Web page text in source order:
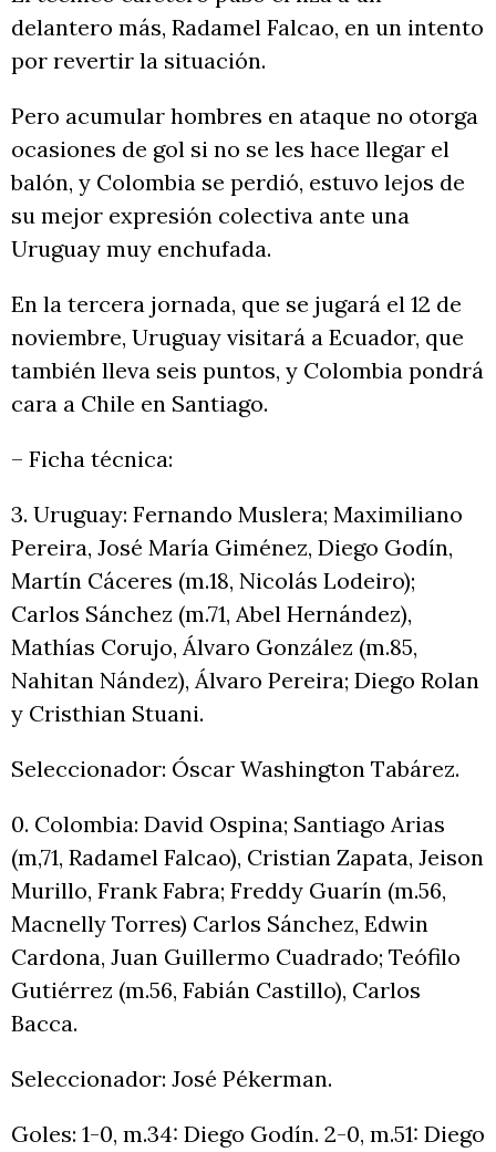
delantero más, Radamel Falcao, en un intento
por revertir la situación.
Pero acumular hombres en ataque no otorga
ocasiones de gol si no se les hace llegar el
balón, y Colombia se perdió, estuvo lejos de
su mejor expresión colectiva ante una
Uruguay muy enchufada.
En la tercera jornada, que se jugará el 12 de
noviembre, Uruguay visitará a Ecuador, que
también lleva seis puntos, y Colombia pondrá
cara a Chile en Santiago.
– Ficha técnica:
3. Uruguay: Fernando Muslera; Maximiliano
Pereira, José María Giménez, Diego Godín,
Martín Cáceres (m.18, Nicolás Lodeiro);
Carlos Sánchez (m.71, Abel Hernández),
Mathías Corujo, Álvaro González (m.85,
Nahitan Nández), Álvaro Pereira; Diego Rolan
y Cristhian Stuani.
Seleccionador: Óscar Washington Tabárez.
0. Colombia: David Ospina; Santiago Arias
(m,71, Radamel Falcao), Cristian Zapata, Jeison
Murillo, Frank Fabra; Freddy Guarín (m.56,
Macnelly Torres) Carlos Sánchez, Edwin
Cardona, Juan Guillermo Cuadrado; Teófilo
Gutiérrez (m.56, Fabián Castillo), Carlos
Bacca.
Seleccionador: José Pékerman.
Goles: 1-0, m.34: Diego Godín. 2-0, m.51: Diego